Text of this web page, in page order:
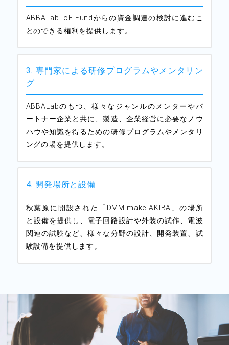
ABBALab IoE Fundからの資金調達の検討に進むこ
とのできる権利を提供します。
3. 専門家による研修プログラムやメンタリン
グ
ABBALabのもつ、様々なジャンルのメンターやパ
ートナー企業と共に、製造、企業経営に必要なノウ
ハウや知識を得るための研修プログラムやメンタリ
ングの場を提供します。
4. 開発場所と設備
秋葉原に開設された「DMM.make AKIBA」の場所
と設備を提供し、電子回路設計や外装の試作、電波
関連の試験など、様々な分野の設計、開発装置、試
験設備を提供します。